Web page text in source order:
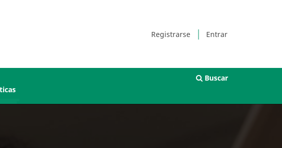
Registrarse Entrar
Buscar